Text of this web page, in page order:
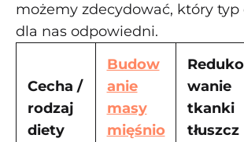
możemy zdecydować, który typ
dla nas odpowiedni.
Cecha /
rodzaj
diety
Budow
anie
masy
mięśnio
Reduko
wanie
tkanki
tłuszcz